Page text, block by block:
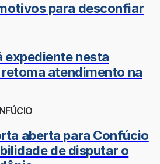
para desconfiar
expediente nesta
atendimento na
aberta para Confúcio
de disputar o